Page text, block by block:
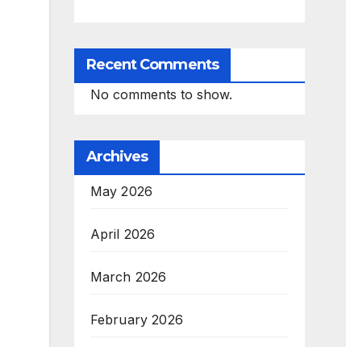
Recent Comments
No comments to show.
Archives
May 2026
April 2026
March 2026
February 2026